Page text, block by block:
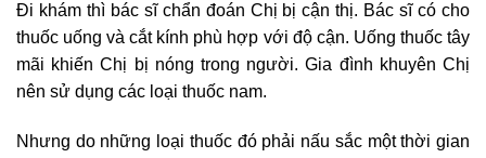
Đi khám thì bác sĩ chẩn đoán Chị bị cận thị. Bác sĩ có cho
thuốc uống và cắt kính phù hợp với độ cận. Uống thuốc tây
mãi khiến Chị bị nóng trong người. Gia đình khuyên Chị
nên sử dụng các loại thuốc nam.
Nhưng do những loại thuốc đó phải nấu sắc một thời gian